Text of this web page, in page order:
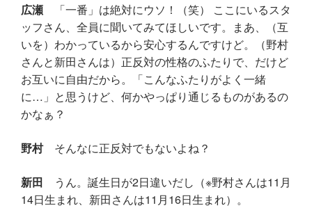
広瀬 「一番」は絶対にウソ！（笑） ここにいるスタ
ッフさん、全員に聞いてみてほしいです。まあ、（互
いを）わかっているから安心するんですけど。（野村
さんと新田さんは）正反対の性格のふたりで、だけど
お互いに自由だから。「こんなふたりがよく一緒
に…」と思うけど、何かやっぱり通じるものがあるの
かなぁ？
野村そんなに正反対でもないよね？
新田 うん。誕生日が2日違いだし（※野村さんは11月
14日生まれ、新田さんは11月16日生まれ）。